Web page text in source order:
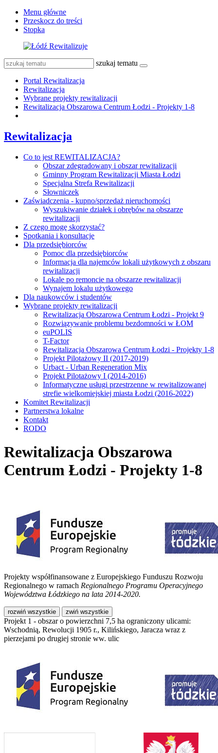
Menu główne
Przeskocz do treści
Stopka
szukaj tematu
Portal Rewitalizacja
Rewitalizacja
Wybrane projekty rewitalizacji
Rewitalizacja Obszarowa Centrum Łodzi - Projekty 1-8
Rewitalizacja
Co to jest REWITALIZACJA?
Obszar zdegradowany i obszar rewitalizacji
Gminny Program Rewitalizacji Miasta Łodzi
Specjalna Strefa Rewitalizacji
Słowniczek
Zaświadczenia - kupno/sprzedaż nieruchomości
Wyszukiwanie działek i obrębów na obszarze
rewitalizacji
Z czego mogę skorzystać?
Spotkania i konsultacje
Dla przedsiębiorców
Pomoc dla przedsiębiorców
Informacja dla najemców lokali użytkowych z obszaru
rewitalizacji
Lokale po remoncie na obszarze rewitalizacji
Wynajem lokalu użytkowego
Dla naukowców i studentów
Wybrane projekty rewitalizacji
Rewitalizacja Obszarowa Centrum Łodzi - Projekt 9
Rozwiązywanie problemu bezdomności w ŁOM
euPOLIS
T-Factor
Rewitalizacja Obszarowa Centrum Łodzi - Projekty 1-8
Projekt Pilotażowy II (2017-2019)
Urbact - Urban Regeneration Mix
Projekt Pilotażowy I (2014-2016)
Informatyczne usługi przestrzenne w rewitalizowanej
strefie wielkomiejskiej miasta Łodzi (2016-2022)
Komitet Rewitalizacji
Partnerstwa lokalne
Kontakt
RODO
Rewitalizacja Obszarowa
Centrum Łodzi - Projekty 1-8
Projekty współfinansowane z Europejskiego Funduszu Rozwoju
Regionalnego w ramach Regionalnego Programu Operacyjnego
Województwa Łódzkiego na lata 2014-2020.
rozwiń wszystkie zwiń wszystkie
Projekt 1 - obszar o powierzchni 7,5 ha ograniczony ulicami:
Wschodnią, Rewolucji 1905 r., Kilińskiego, Jaracza wraz z
pierzejami po drugiej stronie ww. ulic